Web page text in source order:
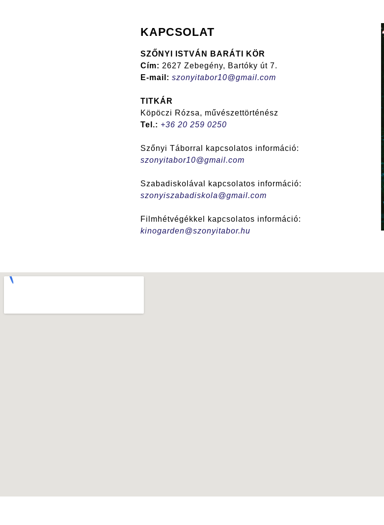
KAPCSOLAT
SZŐNYI ISTVÁN BARÁTI KÖR
Cím: 2627 Zebegény, Bartóky út 7.
E-mail: szonyitabor10@gmail.com
TITKÁR
Köpöczi Rózsa, művészettörténész
Tel.: +36 20 259 0250
Szőnyi Táborral kapcsolatos információ:
szonyitabor10@gmail.com
Szabadiskolával kapcsolatos információ:
szonyiszabadiskola@gmail.com
Filmhétvégékkel kapcsolatos információ:
kinogarden@szonyitabor.hu